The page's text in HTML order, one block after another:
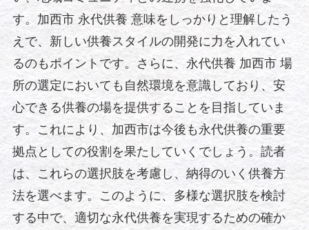
す。加西市 永代供養 意味をしっかりと理解したう
えで、新しい供養スタイルの開発に力を入れてい
るのもポイントです。さらに、永代供養 加西市 場
所の選定においても自然環境を意識しており、安
心できる供養の場を提供することを目指していま
す。これにより、加西市は今後も永代供養の重要
拠点としての役割を果たしていくでしょう。読者
は、これらの選択肢を考慮し、納得のいく供養方
法を選べます。このように、多様な選択肢を検討
する中で、適切な永代供養を実現するための確か